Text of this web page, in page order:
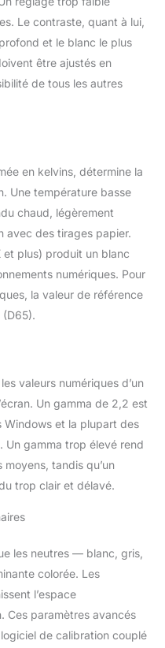
Le contraste, quant à lui,
et le blanc le plus
être ajustés en
de tous les autres
en kelvins, détermine la
Une température basse
chaud, légèrement
avec des tirages papier.
plus) produit un blanc
numériques. Pour
la valeur de référence
valeurs numériques d’un
Un gamma de 2,2 est
Windows et la plupart des
gamma trop élevé rend
tandis qu’un
trop clair et délavé.
les neutres — blanc, gris,
colorée. Les
l’espace
Ces paramètres avancés
de calibration couplé